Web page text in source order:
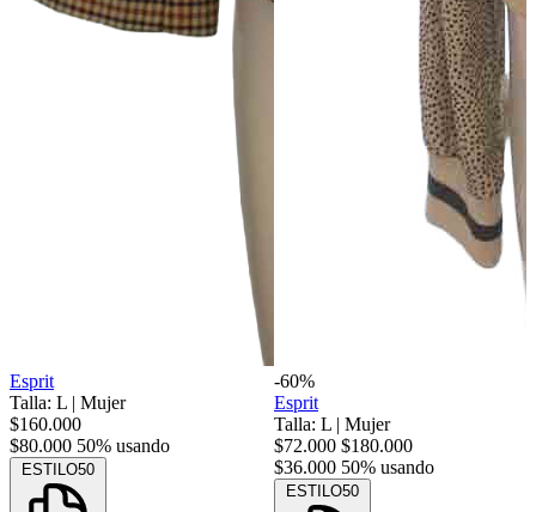
Esprit
Talla: L | Mujer
$160.000
$80.000 50% usando
ESTILO50
-60%
Esprit
Talla: L | Mujer
$72.000 $180.000
$36.000 50% usando
ESTILO50